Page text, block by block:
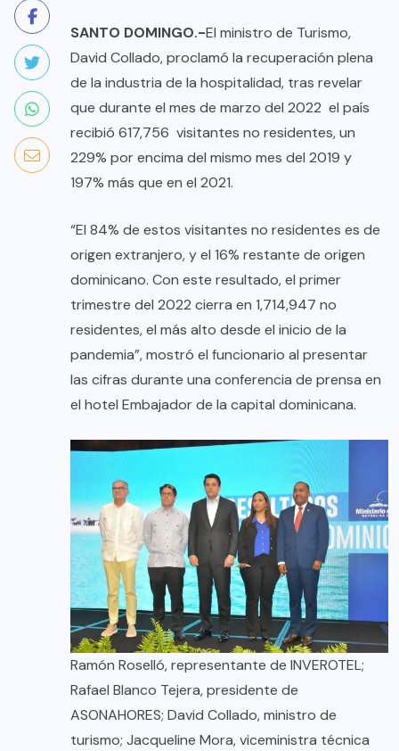
SANTO DOMINGO.-El ministro de Turismo,
David Collado, proclamó la recuperación plena
de la industria de la hospitalidad, tras revelar
que durante el mes de marzo del 2022 el país
recibió 617,756 visitantes no residentes, un
229% por encima del mismo mes del 2019 y
197% más que en el 2021.
“El 84% de estos visitantes no residentes es de
origen extranjero, y el 16% restante de origen
dominicano. Con este resultado, el primer
trimestre del 2022 cierra en 1,714,947 no
residentes, el más alto desde el inicio de la
pandemia”, mostró el funcionario al presentar
las cifras durante una conferencia de prensa en
el hotel Embajador de la capital dominicana.
Ramón Roselló, representante de INVEROTEL;
Rafael Blanco Tejera, presidente de
ASONAHORES; David Collado, ministro de
turismo; Jacqueline Mora, viceministra técnica